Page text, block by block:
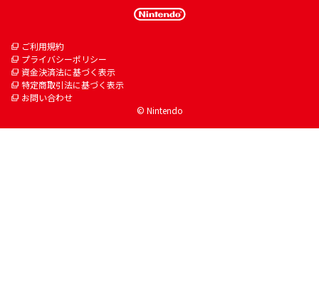
ご利用規約
プライバシーポリシー
資金決済法に基づく表示
特定商取引法に基づく表示
お問い合わせ
© Nintendo